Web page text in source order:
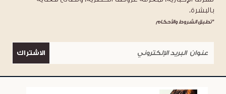
بالبشرة.
*تطبق الشروط والأحكام
الاشتراك